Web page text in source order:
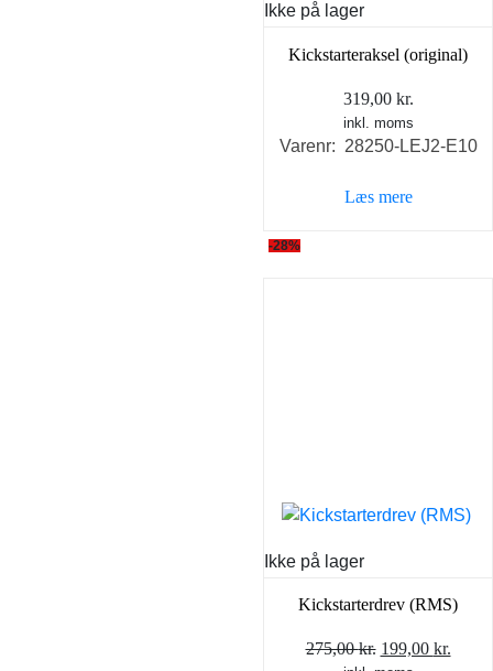
Ikke på lager
Kickstarteraksel (original)
319,00 kr.
inkl. moms
Varenr: 28250-LEJ2-E10
Læs mere
-28%
Ikke på lager
Kickstarterdrev (RMS)
275,00kr. Den
199,00 kr.